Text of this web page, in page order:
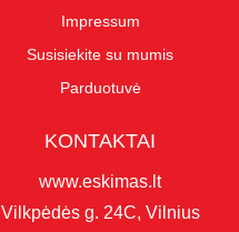
Impressum
Susisiekite su mumis
Parduotuvė
KONTAKTAI
www.eskimas.lt
Vilkpėdės g. 24C, Vilnius